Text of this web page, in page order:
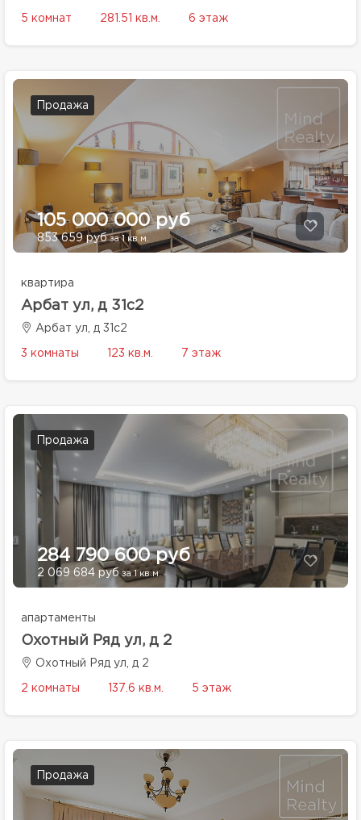
5 комнат 281.51 кв.м. 6 этаж
Продажа
105 000 000 руб
853 659 рубза 1 кв.м.
квартира
Арбат ул, д 31с2
Арбат ул, д 31с2
3 комнаты 123 кв.м. 7 этаж
Продажа
284 790 600 руб
2 069 684 рубза 1 кв.м.
апартаменты
Охотный Ряд ул, д 2
Охотный Ряд ул, д 2
2 комнаты 137.6 кв.м. 5 этаж
Продажа